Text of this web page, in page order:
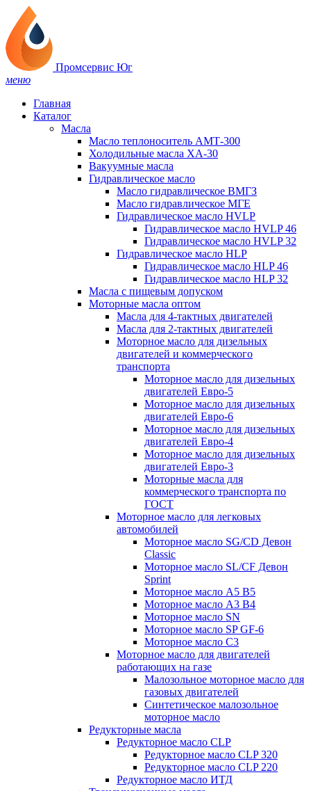
Промсервис Юг
меню
Главная
Каталог
Масла
Масло теплоноситель АМТ-300
Холодильные масла ХА-30
Вакуумные масла
Гидравлическое масло
Масло гидравлическое ВМГЗ
Масло гидравлическое МГЕ
Гидравлическое масло HVLP
Гидравлическое масло HVLP 46
Гидравлическое масло HVLP 32
Гидравлическое масло HLP
Гидравлическое масло HLP 46
Гидравлическое масло HLP 32
Масла с пищевым допуском
Моторные масла оптом
Масла для 4-тактных двигателей
Масла для 2-тактных двигателей
Моторное масло для дизельных
двигателей и коммерческого
транспорта
Моторное масло для дизельных
двигателей Евро-5
Моторное масло для дизельных
двигателей Евро-6
Моторное масло для дизельных
двигателей Евро-4
Моторное масло для дизельных
двигателей Евро-3
Моторные масла для
коммерческого транспорта по
ГОСТ
Моторное масло для легковых
автомобилей
Моторное масло SG/CD Девон
Classic
Моторное масло SL/CF Девон
Sprint
Моторное масло A5 B5
Моторное масло A3 B4
Моторное масло SN
Моторное масло SP GF-6
Моторное масло C3
Моторное масло для двигателей
работающих на газе
Малозольное моторное масло для
газовых двигателей
Синтетическое малозольное
моторное масло
Редукторные масла
Редукторное масло CLP
Редукторное масло CLP 320
Редукторное масло CLP 220
Редукторное масло ИТД